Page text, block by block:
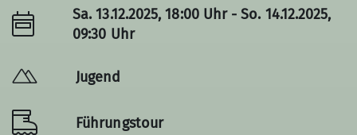
Sa. 13.12.2025, 18:00 Uhr - So. 14.12.2025,
09:30 Uhr
Jugend
Führungstour